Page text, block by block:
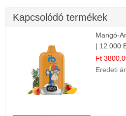
Kapcsolódó termékek
Mangó-
| 12.000
Gyümölcs
Ft
Eredeti ár